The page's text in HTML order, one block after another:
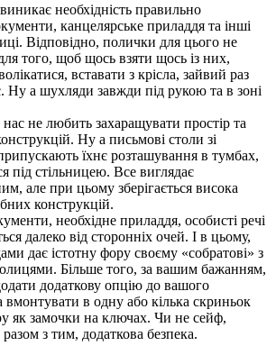
необхідність правильно
канцелярське приладдя та інші
Відповідно, полички для цього не
того, щоб щось взяти щось із них,
вставати з крісла, зайвий раз
Ну а шухляди завжди під рукою та в зоні
нас не любить захаращувати простір та
Ну а письмові столи зі
їхнє розташування в тумбах,
під стільницею. Все виглядає
але при цьому зберігається висока
конструкцій.
необхідне приладдя, особисті речі
далеко від сторонніх очей. І в цьому,
дає істотну фору своєму «собратові» з
Більше того, за вашим бажанням,
додаткову опцію до вашого
вмонтувати в одну або кілька скриньок
як замочки на ключах. Чи не сейф,
з тим, додаткова безпека.